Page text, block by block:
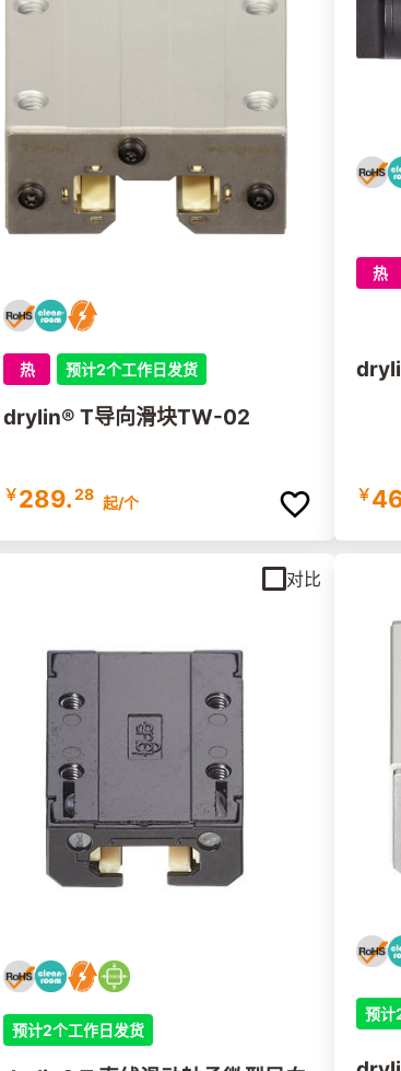
热 预计2个工作日发货
drylin® T导向滑块TW-02
￥289.28 起/个
热
￥
预计2个工作日发货
对比
预计